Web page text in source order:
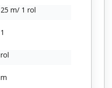
25 m/ 1 rol
1
rol
m